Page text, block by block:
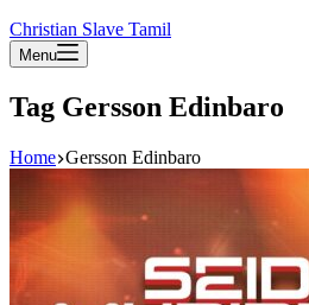
Christian Slave Tamil
Menu
Tag Gersson Edinbaro
Home Gersson Edinbaro